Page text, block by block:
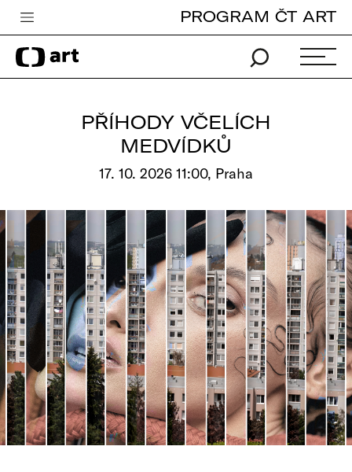
Česká televize
Zpravodajství
Vše o ČT
PROGRAM ČT ART
PŘÍHODY VČELÍCH
MEDVÍDKŮ
17. 10. 2026 11:00, Praha